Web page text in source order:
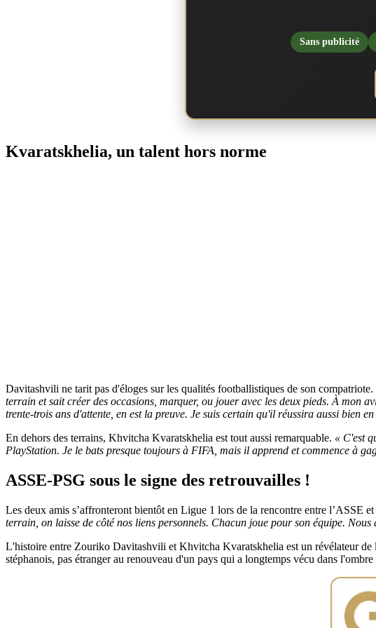
Sans publicité
Kvaratskhelia, un talent hors norme
Davitashvili ne tarit pas d'éloges sur les qualités footballistiques de son compatriote.
terrain et sait créer des occasions, marquer, ou jouer avec les deux pieds. À mon
trente-trois ans d'attente, en est la preuve. Je suis certain qu'il réussira aussi bien
En dehors des terrains, Khvitcha Kvaratskhelia est tout aussi remarquable. « C'est
PlayStation. Je le bats presque toujours à FIFA, mais il apprend et commence à
ASSE-PSG sous le signe des retrouvailles !
Les deux amis s’affronteront bientôt en Ligue 1 lors de la rencontre entre
terrain, on laisse de côté nos liens personnels. Chacun joue pour son équipe.
L'histoire entre Zouriko Davitashvili et Khvitcha Kvaratskhelia est un révélateur
stéphanois, pas étranger au renouveau d'un pays qui a longtemps vécu dans l'ombre